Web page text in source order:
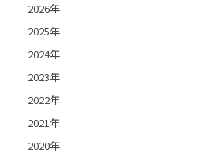
2026年
2025年
2024年
2023年
2022年
2021年
2020年